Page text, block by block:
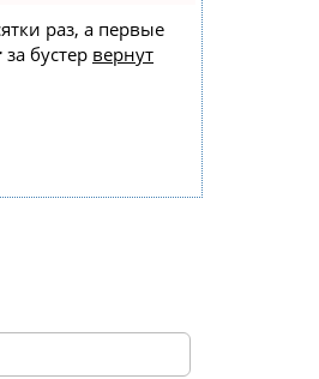
раз, а первые
за бустер вернут